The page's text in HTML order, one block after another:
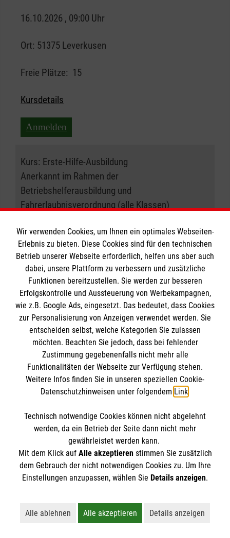
16.10.2026 , 09:00 Uhr
Ort: 51375 Leverkusen
Freie Plätze: 15
Kursdetails
Anmelden
Kurs: Erste-Hilfe-Ausbildung
Anerkannt im Rahmen der
Betriebshelferausbildung und
Fahrerlaubnisverordnung (alle Klassen)
17.10.2026 , 08:30 Uhr
Ort: 50933 Köln
Freie Plätze: 18
Kursdetails
Anmelden
vorherige 1 2 3 4 5
… 15 nächste
Kursbuchung widerrufen
Hier können Sie die Buchung Ihres Kurses
Wir verwenden Cookies, um Ihnen ein optimales Webseiten-
Erlebnis zu bieten. Diese Cookies sind für den technischen
Betrieb unserer Webseite erforderlich, helfen uns aber auch
dabei, unsere Plattform zu verbessern und zusätzliche
Funktionen bereitzustellen. Sie werden zur besseren
Erfolgskontrolle und Aussteuerung von Werbekampagnen,
wie z.B. Google Ads, eingesetzt. Das bedeutet, dass Cookies
zur Personalisierung von Anzeigen verwendet werden. Sie
entscheiden selbst, welche Kategorien Sie zulassen
möchten. Beachten Sie jedoch, dass bei fehlender
Zustimmung gegebenenfalls nicht mehr alle
Funktionalitäten der Webseite zur Verfügung stehen.
Weitere Infos finden Sie in unseren speziellen Cookie-
Datenschutzhinweisen unter folgendem Link.
Technisch notwendige Cookies können nicht abgelehnt
werden, da ein Betrieb der Seite dann nicht mehr
gewährleistet werden kann.
Mit dem Klick auf Alle akzeptierenstimmen Sie zusätzlich
dem Gebrauch der nicht notwendigen Cookies zu. Um Ihre
Einstellungen anzupassen, wählen Sie Details anzeigen.
Alle ablehnen
Lehnt alle nicht-essentiellen Cookies ab
Alle akzeptieren
Akzeptiert alle Cookies
Details anzeigen